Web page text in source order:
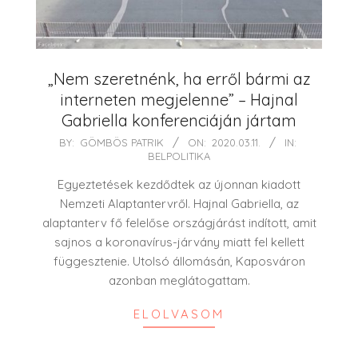
„Nem szeretnénk, ha erről bármi az
interneten megjelenne” – Hajnal
Gabriella konferenciáján jártam
2020-BY: GÖMBÖS PATRIK ON: 2020.03.11.
IN:
BELPOLITIKA
Egyeztetések kezdődtek az újonnan kiadott
Nemzeti Alaptantervről. Hajnal Gabriella, az
alaptanterv fő felelőse országjárást indított, amit
sajnos a koronavírus-járvány miatt fel kellett
függesztenie. Utolsó állomásán, Kaposváron
azonban meglátogattam.
ELOLVASOM